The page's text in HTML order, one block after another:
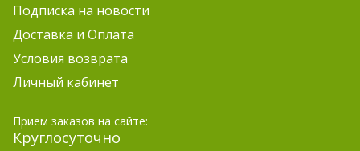
Подписка на новости
Доставка и Оплата
Условия возврата
Личный кабинет
Прием заказов на сайте:
Круглосуточно